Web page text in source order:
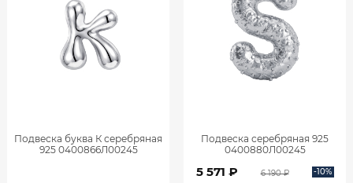
Подвеска буква К серебряная
925 0400866Л00245
Подвеска серебряная 925
0400880Л00245
5 571 ₽ 6 190 ₽ -10%